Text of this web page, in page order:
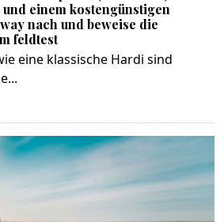
einem kostengünstigen
nach und beweise die
feldtest
eine klassische Hardi sind